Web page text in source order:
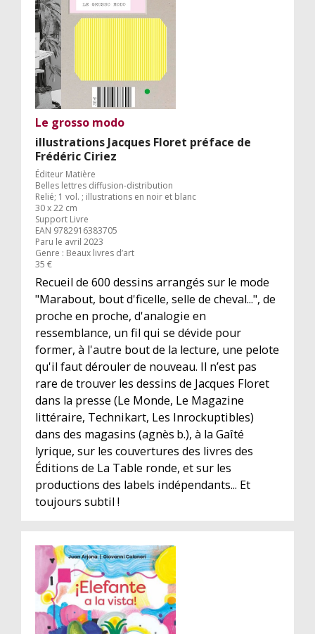
Le grosso modo
illustrations Jacques Floret préface de
Frédéric Ciriez
Éditeur Matière
Belles lettres diffusion-distribution
Relié; 1 vol. ; illustrations en noir et blanc
30 x 22 cm
Support Livre
EAN 9782916383705
Paru le avril 2023
Genre : Beaux livres d’art
35 €
Recueil de 600 dessins arrangés sur le mode
"Marabout, bout d'ficelle, selle de cheval...", de
proche en proche, d'analogie en
ressemblance, un fil qui se dévide pour
former, à l'autre bout de la lecture, une pelote
qu'il faut dérouler de nouveau. Il n’est pas
rare de trouver les dessins de Jacques Floret
dans la presse (Le Monde, Le Magazine
littéraire, Technikart, Les Inrockuptibles)
dans des magasins (agnès b.), à la Gaîté
lyrique, sur les couvertures des livres des
Éditions de La Table ronde, et sur les
productions des labels indépendants... Et
toujours subtil !